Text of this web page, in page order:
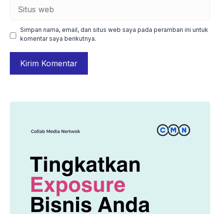
web
Simpan nama, email, dan situs web saya pada peramban ini untuk
komentar saya berikutnya.